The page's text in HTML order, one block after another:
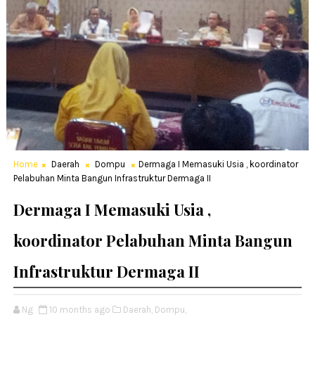
Home Daerah Dompu
Dermaga I Memasuki Usia , koordinator
Pelabuhan Minta Bangun Infrastruktur Dermaga II
Dermaga I Memasuki Usia ,
koordinator Pelabuhan Minta Bangun
Infrastruktur Dermaga II
Ng 10 months ago Daerah, Dompu,